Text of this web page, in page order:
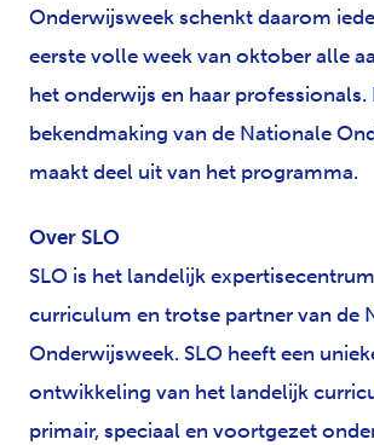
Onderwijsweek schenkt daarom
eerste volle week van oktober alle
het onderwijs en haar professionals.
bekendmaking van de Nationale
maakt deel uit van het programma.
Over SLO
SLO is het landelijk
curriculum en trotse partner van de
Onderwijsweek. SLO heeft een
ontwikkeling van het landelijk
primair, speciaal en voortgezet